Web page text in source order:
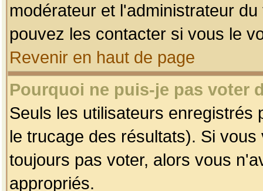
modérateur et l'administrateur
pouvez les contacter si vous le
Revenir en haut de page
Pourquoi ne puis-je pas voter
Seuls les utilisateurs enregistrés
le trucage des résultats). Si
toujours pas voter, alors vous
appropriés.